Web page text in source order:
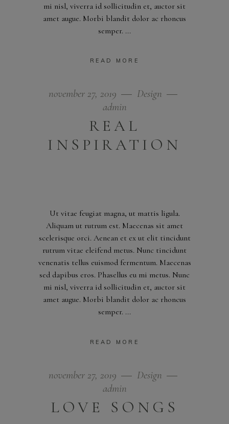
mi nisl, viverra id sollicitudin et, auctor sit
amet augue. Morbi blandit dolor ac rhoncus
semper.
READ MORE
november 27, 2019
Design
admin
REAL
INSPIRATION
Ut vitae feugiat magna, ut mattis ligula.
Aliquam ut rutrum est. Maecenas sit amet
scelerisque orci. Aenean et ex ut elit tincidunt
rutrum vitae eleifend metus. Nunc tincidunt
venenatis tellus euismod fermentum. Maecenas
sed dapibus eros. Phasellus eu mi metus. Nunc
mi nisl, viverra id sollicitudin et, auctor sit
amet augue. Morbi blandit dolor ac rhoncus
semper.
READ MORE
november 27, 2019
Design
admin
LOVE SONGS